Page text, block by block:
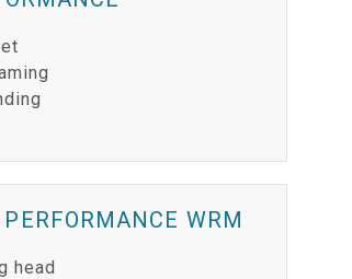
WRM
head